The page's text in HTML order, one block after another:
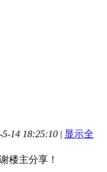
14 18:25:10 | 显示全
楼主分享！